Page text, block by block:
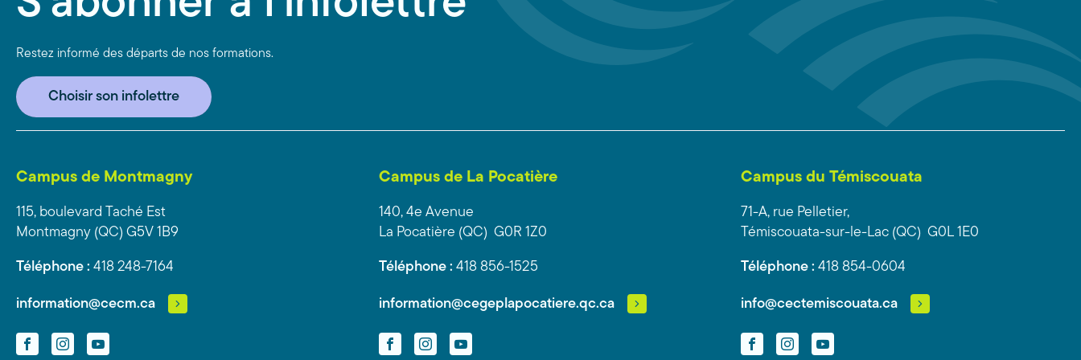
Restez informé des départs de nos formations.
Choisir son infolettre
Campus de Montmagny
115, boulevard Taché Est
Montmagny (QC) G5V 1B9
Téléphone : 418 248-7164
information@cecm.ca
FacebookInstagramYouTube
Campus de La Pocatière
140, 4e Avenue
La Pocatière (QC) G0R 1Z0
Téléphone : 418 856-1525
information@cegeplapocatiere.qc.ca
FacebookInstagramYouTube
Campus du Témiscouata
71-A, rue Pelletier,
Témiscouata-sur-le-Lac (QC) G0L 1E0
Téléphone : 418 854-0604
info@cectemiscouata.ca
FacebookInstagramYouTube